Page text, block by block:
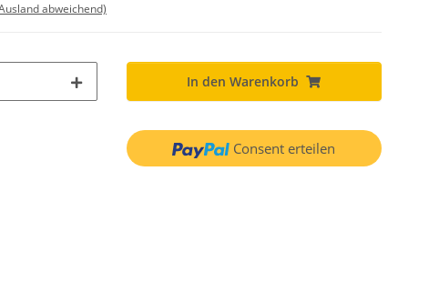
abweichend)
In den Warenkorb
Consent erteilen